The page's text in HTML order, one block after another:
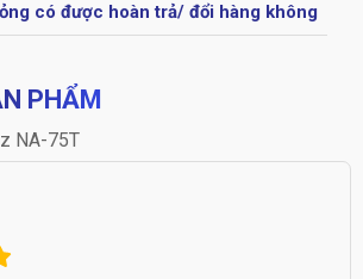
có được hoàn trả/ đổi hàng không
PHẨM
NA-75T